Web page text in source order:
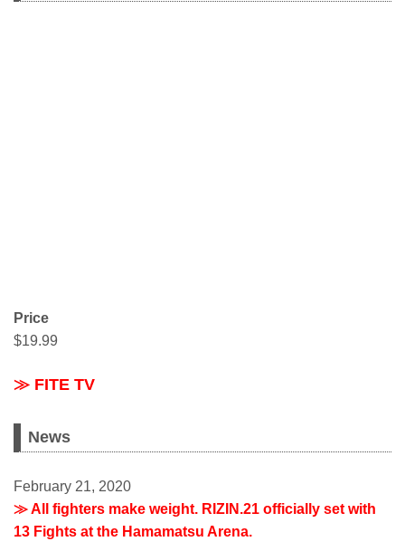
Price
$19.99
≫ FITE TV
News
February 21, 2020
≫ All fighters make weight. RIZIN.21 officially set with
13 Fights at the Hamamatsu Arena.